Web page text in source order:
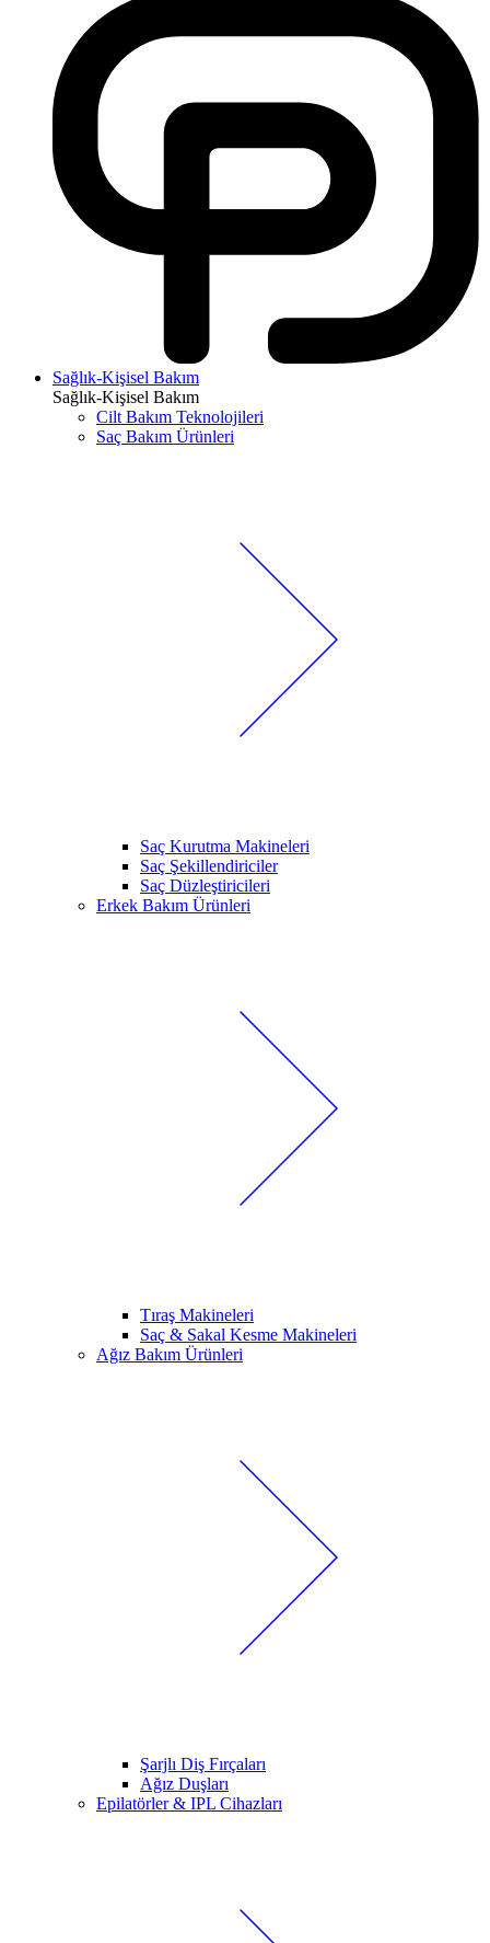
Sağlık-Kişisel Bakım
Sağlık-Kişisel Bakım
Cilt Bakım Teknolojileri
Saç Bakım Ürünleri
Saç Kurutma Makineleri
Saç Şekillendiriciler
Saç Düzleştiricileri
Erkek Bakım Ürünleri
Tıraş Makineleri
Saç & Sakal Kesme Makineleri
Ağız Bakım Ürünleri
Şarjlı Diş Fırçaları
Ağız Duşları
Epilatörler & IPL Cihazları